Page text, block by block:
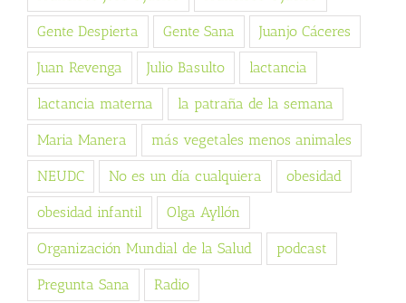
Gente Despierta Gente Sana Juanjo Cáceres
Juan Revenga Julio Basulto lactancia
lactancia materna la patraña de la semana
Maria Manera más vegetales menos animales
NEUDC No es un día cualquiera obesidad
obesidad infantil Olga Ayllón
Organización Mundial de la Salud podcast
Pregunta Sana Radio